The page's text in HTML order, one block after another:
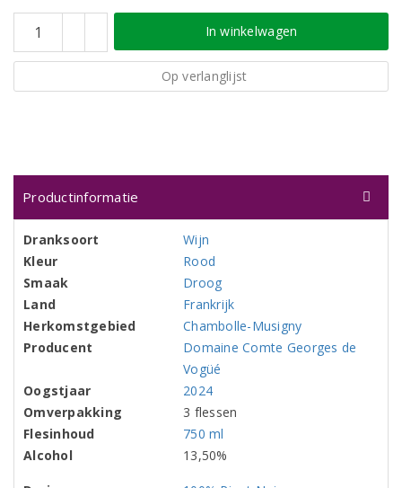
In winkelwagen
Op verlanglijst
Productinformatie
Dranksoort
Wijn
Kleur
Rood
Smaak
Droog
Land
Frankrijk
Herkomstgebied
Chambolle-Musigny
Producent
Domaine Comte Georges de
Vogüé
Oogstjaar
2024
Omverpakking
3 flessen
Flesinhoud
750 ml
Alcohol
13,50%